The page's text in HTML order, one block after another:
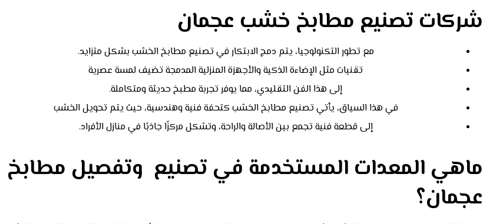
شركات تصنيع مطابخ خشب عجمان
مع تطور التكنولوجيا، يتم دمج الابتكار في تصنيع مطابخ الخشب بشكل متزايد.
تقنيات مثل الإضاءة الذكية والأجهزة المنزلية المدمجة تضيف لمسة عصرية
إلى هذا الفن التقليدي، مما يوفر تجربة مطبخ حديثة ومتكاملة.
في هذا السياق، يأتي تصنيع مطابخ الخشب كتحفة فنية وهندسية، حيث يتم تحويل الخشب
إلى قطعة فنية تجمع بين الأصالة والراحة، وتشكل مركزًا جاذبًا في منازل الأفراد.
ماهي المعدات المستخدمة في تصنيع وتفصيل مطابخ
عجمان؟